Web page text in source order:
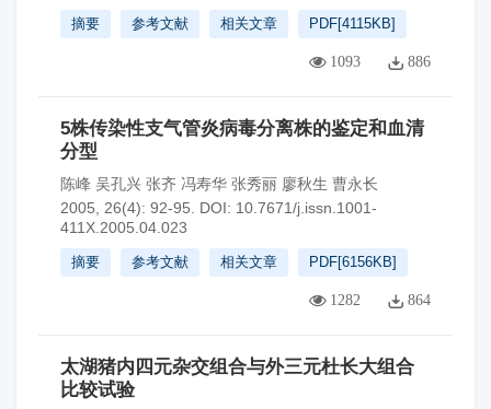
摘要 参考文献 相关文章 PDF[4115KB]
1093 886
5株传染性支气管炎病毒分离株的鉴定和血清
分型
陈峰 吴孔兴 张齐 冯寿华 张秀丽 廖秋生 曹永长
2005, 26(4): 92-95.
DOI: 10.7671/j.issn.1001-
411X.2005.04.023
摘要 参考文献 相关文章 PDF[6156KB]
1282 864
太湖猪内四元杂交组合与外三元杜长大组合
比较试验